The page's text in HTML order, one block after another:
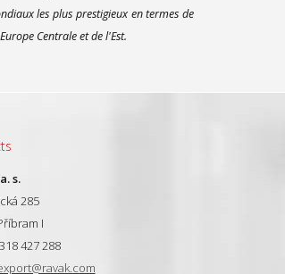
les plus prestigieux en termes de
Centrale et de l'Est.
s.
285
I
427 288